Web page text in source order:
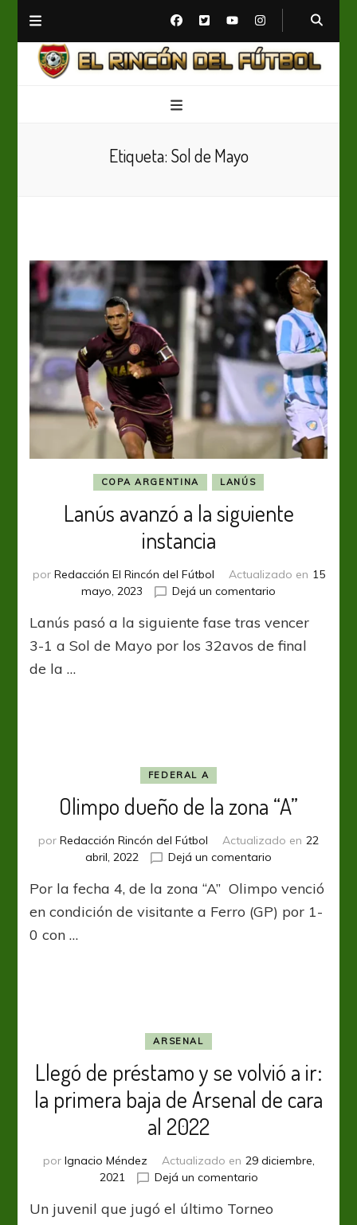
Etiqueta: Sol de Mayo
COPA ARGENTINA LANÚS
Lanús avanzó a la siguiente
instancia
por Redacción El Rincón del Fútbol Actualizado en 15
mayo, 2023
Dejá un comentario
avanzó
a
Lanús pasó a la siguiente fase tras vencer
3-1 a Sol de Mayo por los 32avos de final
de la …
FEDERAL A
Olimpo dueño de la zona “A”
por Redacción Rincón del Fútbol Actualizado en 22
abril, 2022
Dejá un comentario
dueño
de
la
Por la fecha 4, de la zona “A” Olimpo venció
en condición de visitante a Ferro (GP) por 1-
0 con …
ARSENAL
Llegó de préstamo y se volvió a ir:
la primera baja de Arsenal de cara
al 2022
por Ignacio Méndez Actualizado en 29 diciembre,
2021
Dejá un comentarioen
de
Un juvenil que jugó el último Torneo